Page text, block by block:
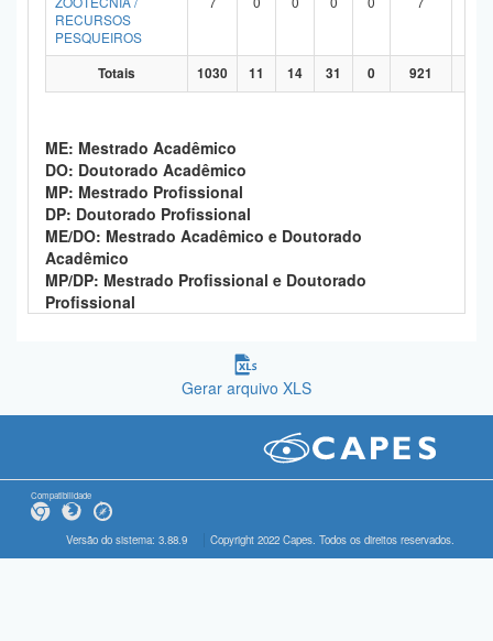
RECURSOS
PESQUEIROS
Totais 1030 11 14 31 0 921
ME: Mestrado Acadêmico
DO: Doutorado Acadêmico
MP: Mestrado Profissional
DP: Doutorado Profissional
ME/DO: Mestrado Acadêmico e Doutorado
Acadêmico
MP/DP: Mestrado Profissional e Doutorado
Profissional
Gerar arquivo XLS
Compatibilidade
Versão do sistema: 3.88.9 Copyright 2022 Capes. Todos os direitos reservados.